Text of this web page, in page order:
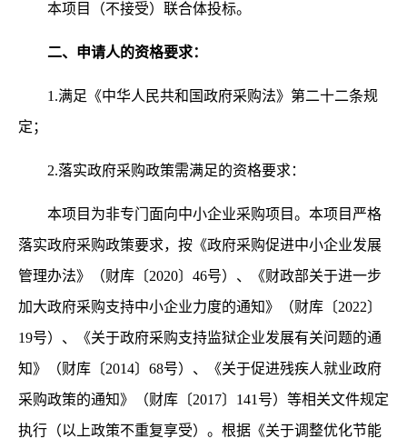
本项目 （不接受） 联合体投标。
二、申请人的资格要求：
1.满足《中华人民共和国政府采购法》第二十二条规
定；
2.落实政府采购政策需满足的资格要求：
本项目为非专门面向中小企业采购项目。本项目严格
落实政府采购政策要求，按《政府采购促进中小企业发展
管理办法》（财库〔2020〕46号）、《财政部关于进一步
加大政府采购支持中小企业力度的通知》（财库〔2022〕
19号）、《关于政府采购支持监狱企业发展有关问题的通
知》
（财库〔2014〕68号）、《关于促进残疾人就业政府
采购政策的通知》（财库〔2017〕141号） 等相关文件规定
执行（以上政策不重复享受）。根据《关于调整优化节能